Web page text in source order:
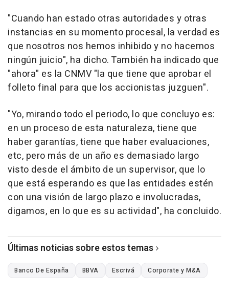
"Cuando han estado otras autoridades y otras
instancias en su momento procesal, la verdad es
que nosotros nos hemos inhibido y no hacemos
ningún juicio", ha dicho. También ha indicado que
"ahora" es la CNMV "la que tiene que aprobar el
folleto final para que los accionistas juzguen".
"Yo, mirando todo el periodo, lo que concluyo es:
en un proceso de esta naturaleza, tiene que
haber garantías, tiene que haber evaluaciones,
etc, pero más de un año es demasiado largo
visto desde el ámbito de un supervisor, que lo
que está esperando es que las entidades estén
con una visión de largo plazo e involucradas,
digamos, en lo que es su actividad", ha concluido.
Últimas noticias sobre estos temas
Banco De España BBVA Escrivá Corporate y M&A